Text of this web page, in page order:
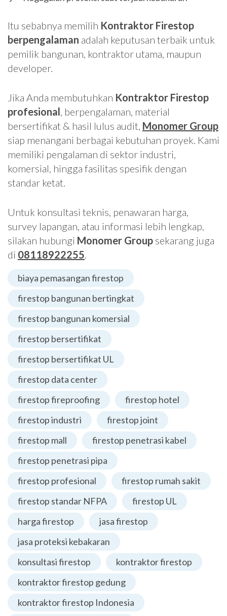
Itu sebabnya memilih Kontraktor Firestop
berpengalaman adalah keputusan terbaik untuk
pemilik bangunan, kontraktor utama, maupun
developer.
Jika Anda membutuhkan Kontraktor Firestop
profesional , berpengalaman, material
bersertifikat & hasil lulus audit, Monomer Group
siap menangani berbagai kebutuhan proyek. Kami
memiliki pengalaman di sektor industri,
komersial, hingga fasilitas spesifik dengan
standar ketat.
Untuk konsultasi teknis, penawaran harga,
survey lapangan, atau informasi lebih lengkap,
silakan hubungi Monomer Group sekarang juga
di 08118922255.
biaya pemasangan firestop
firestop bangunan bertingkat
firestop bangunan komersial
firestop bersertifikat
firestop bersertifikat UL
firestop data center
firestop fireproofing
firestop hotel
firestop industri
firestop joint
firestop mall
firestop penetrasi kabel
firestop penetrasi pipa
firestop profesional
firestop rumah sakit
firestop standar NFPA
firestop UL
harga firestop
jasa firestop
jasa proteksi kebakaran
konsultasi firestop
kontraktor firestop
kontraktor firestop gedung
kontraktor firestop Indonesia